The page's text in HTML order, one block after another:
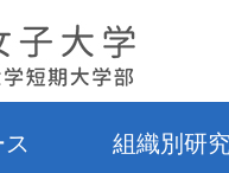
組織別研